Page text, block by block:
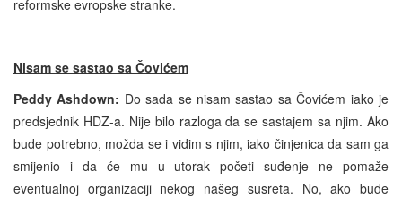
reformske evropske stranke.
Nisam se sastao sa Čovićem
Peddy Ashdown: Do sada se nisam sastao sa Čovićem iako je
predsjednik HDZ-a. Nije bilo razloga da se sastajem sa njim. Ako
bude potrebno, možda se i vidim s njim, iako činjenica da sam ga
smijenio i da će mu u utorak početi suđenje ne pomaže
eventualnoj organizaciji nekog našeg susreta. No, ako bude